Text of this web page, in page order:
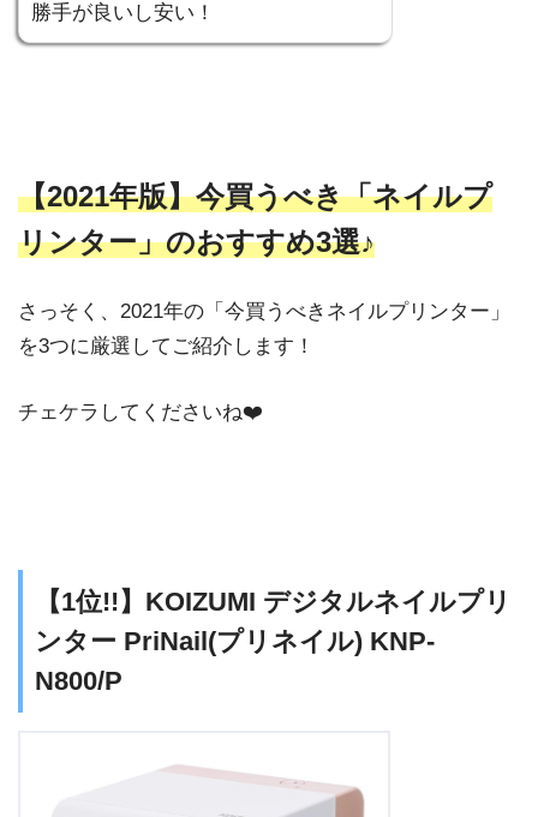
勝手が良いし安い！
【2021年版】今買うべき「ネイルプ
リンター」のおすすめ3選♪
さっそく、2021年の「今買うべきネイルプリンター」
を3つに厳選してご紹介します！
チェケラしてくださいね❤️
【1位!!】KOIZUMI デジタルネイルプリ
ンター PriNail(プリネイル) KNP-
N800/P